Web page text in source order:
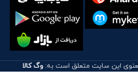
این سایت متعلق است به:وگ کالا